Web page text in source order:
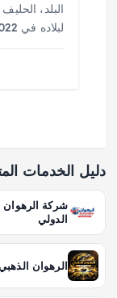
البلد،
لبلاده في 2022. ووصف مسؤول…
دليل الخدمات
شركة
الدولي
الرهوان